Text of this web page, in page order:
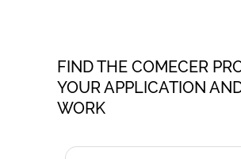
FIND THE COMECER
YOUR APPLICATION
WORK